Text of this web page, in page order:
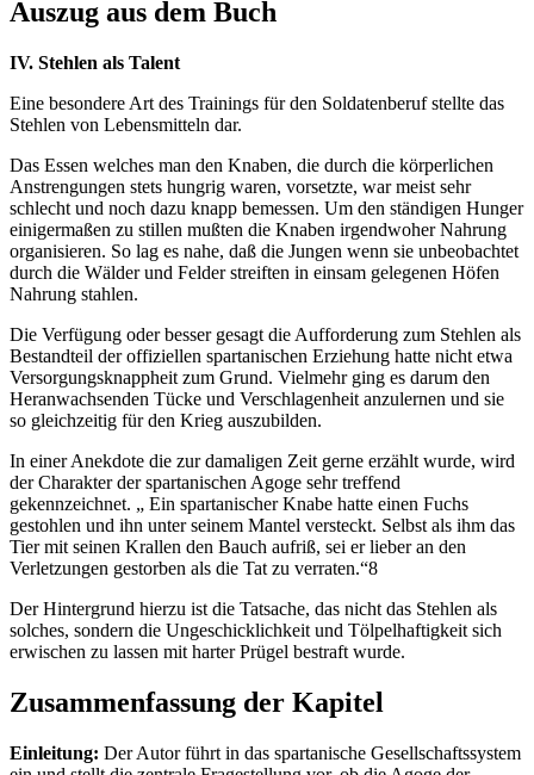
Auszug aus dem Buch
IV. Stehlen als Talent
Eine besondere Art des Trainings für den Soldatenberuf stellte das
Stehlen von Lebensmitteln dar.
Das Essen welches man den Knaben, die durch die körperlichen
Anstrengungen stets hungrig waren, vorsetzte, war meist sehr
schlecht und noch dazu knapp bemessen. Um den ständigen Hunger
einigermaßen zu stillen mußten die Knaben irgendwoher Nahrung
organisieren. So lag es nahe, daß die Jungen wenn sie unbeobachtet
durch die Wälder und Felder streiften in einsam gelegenen Höfen
Nahrung stahlen.
Die Verfügung oder besser gesagt die Aufforderung zum Stehlen als
Bestandteil der offiziellen spartanischen Erziehung hatte nicht etwa
Versorgungsknappheit zum Grund. Vielmehr ging es darum den
Heranwachsenden Tücke und Verschlagenheit anzulernen und sie
so gleichzeitig für den Krieg auszubilden.
In einer Anekdote die zur damaligen Zeit gerne erzählt wurde, wird
der Charakter der spartanischen Agoge sehr treffend
gekennzeichnet. „ Ein spartanischer Knabe hatte einen Fuchs
gestohlen und ihn unter seinem Mantel versteckt. Selbst als ihm das
Tier mit seinen Krallen den Bauch aufriß, sei er lieber an den
Verletzungen gestorben als die Tat zu verraten.“8
Der Hintergrund hierzu ist die Tatsache, das nicht das Stehlen als
solches, sondern die Ungeschicklichkeit und Tölpelhaftigkeit sich
erwischen zu lassen mit harter Prügel bestraft wurde.
Zusammenfassung der Kapitel
Einleitung: Der Autor führt in das spartanische Gesellschaftssystem